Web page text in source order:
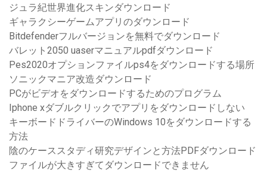
ジュラ紀世界進化スキンダウンロード
ギャラクシーゲームアプリのダウンロード
Bitdefenderフルバージョンを無料でダウンロード
バレット2050 uaserマニュアルpdfダウンロード
Pes2020オプションファイルps4をダウンロードする場所
ソニックマニア改造ダウンロード
PCがビデオをダウンロードするためのプログラム
Iphone xダブルクリックでアプリをダウンロードしない
キーボードドライバーのWindows 10をダウンロードする
方法
陰のケーススタディ研究デザインと方法PDFダウンロード
ファイルが大きすぎてダウンロードできません